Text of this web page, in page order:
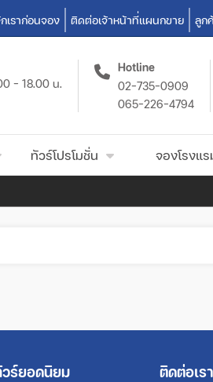
เราก่อนจอง ติดต่อเจ้าหน้าที่แผนกขาย ลูก
- 18.00 น.
Hotline
02-735-0909
065-226-4794
ทัวร์โปรโมชั่น จองโรงแ
ร์ยอดนิยม ติดต่อเรา